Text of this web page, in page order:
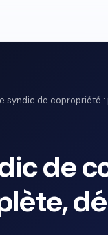
syndic de copropriété :
de